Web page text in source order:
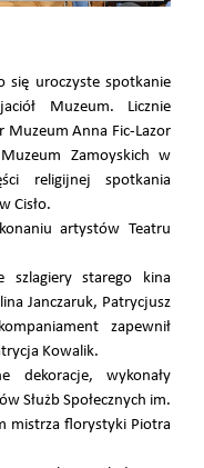
się uroczyste spotkanie
Muzeum. Licznie
Muzeum Anna Fic-Lazor
Zamoyskich w
religijnej spotkania
Cisło.
artystów Teatru
szlagiery starego kina
Janczaruk, Patrycjusz
zapewnił
Kowalik.
dekoracje, wykonały
Służb Społecznych im.
mistrza florystyki Piotra